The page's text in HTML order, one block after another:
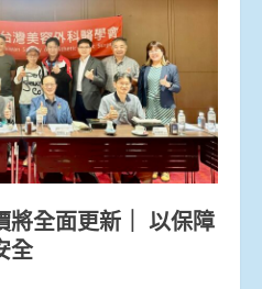
將全面更新｜ 以保障
全